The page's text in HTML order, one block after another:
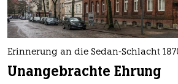
Erinnerung an die Sedan-Schlacht
Unangebrachte Ehrung